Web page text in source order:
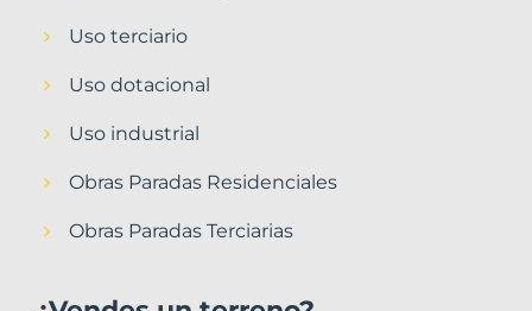
Uso terciario
Uso dotacional
Uso industrial
Obras Paradas Residenciales
Obras Paradas Terciarias